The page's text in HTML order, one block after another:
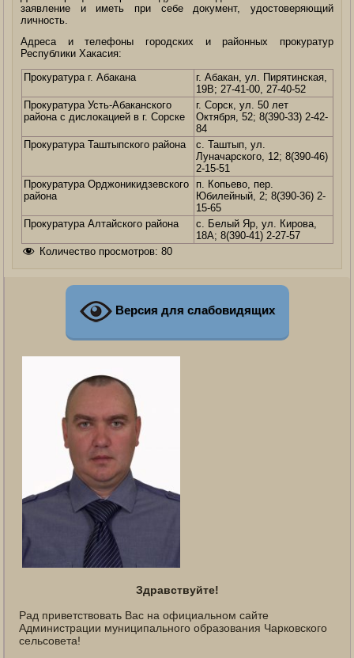
заявление и иметь при себе документ, удостоверяющий
личность.
Адреса и телефоны городских и районных прокуратур
Республики Хакасия:
Прокуратура г. Абакана
г. Абакан, ул. Пирятинская,
19В; 27-41-00, 27-40-52
Прокуратура Усть-Абаканского
района с дислокацией в г. Сорске
г. Сорск, ул. 50 лет
Октября, 52; 8(390-33) 2-42-
84
Прокуратура Таштыпского района
с. Таштып, ул.
Луначарского, 12; 8(390-46)
2-15-51
Прокуратура Орджоникидзевского
района
п. Копьево, пер.
Юбилейный, 2; 8(390-36) 2-
15-65
Прокуратура Алтайского района
с. Белый Яр, ул. Кирова,
18А; 8(390-41) 2-27-57
Количество просмотров: 80
Версия для слабовидящих
Здравствуйте!
Рад приветствовать Вас на официальном сайте
Администрации муниципального образования Чарковского
сельсовета!